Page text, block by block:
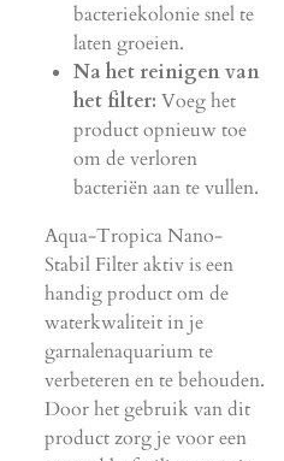
bacteriekolonie snel te
laten groeien.
Na het reinigen van
het filter: Voeg het
product opnieuw toe
om de verloren
bacteriën aan te vullen.
Aqua-Tropica Nano-
Stabil Filter aktiv is een
handig product om de
waterkwaliteit in je
garnalenaquarium te
verbeteren en te behouden.
Door het gebruik van dit
product zorg je voor een